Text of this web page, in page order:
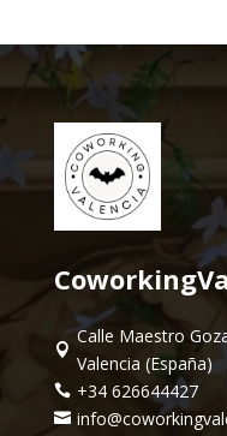

Calle Maestro
Valencia (España)
 +34 626644427
